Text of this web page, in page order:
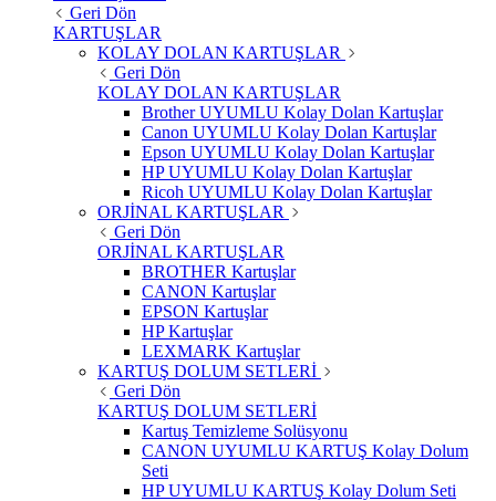
Geri Dön
KARTUŞLAR
KOLAY DOLAN KARTUŞLAR
Geri Dön
KOLAY DOLAN KARTUŞLAR
Brother UYUMLU Kolay Dolan Kartuşlar
Canon UYUMLU Kolay Dolan Kartuşlar
Epson UYUMLU Kolay Dolan Kartuşlar
HP UYUMLU Kolay Dolan Kartuşlar
Ricoh UYUMLU Kolay Dolan Kartuşlar
ORJİNAL KARTUŞLAR
Geri Dön
ORJİNAL KARTUŞLAR
BROTHER Kartuşlar
CANON Kartuşlar
EPSON Kartuşlar
HP Kartuşlar
LEXMARK Kartuşlar
KARTUŞ DOLUM SETLERİ
Geri Dön
KARTUŞ DOLUM SETLERİ
Kartuş Temizleme Solüsyonu
CANON UYUMLU KARTUŞ Kolay Dolum
Seti
HP UYUMLU KARTUŞ Kolay Dolum Seti